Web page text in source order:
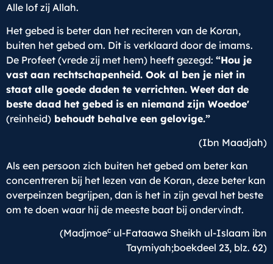
Alle lof zij Allah.
Het gebed is beter dan het reciteren van de Koran,
buiten het gebed om. Dit is verklaard door de imams.
De Profeet (vrede zij met hem) heeft gezegd: “Hou je
vast aan rechtschapenheid. Ook al ben je niet in
staat alle goede daden te verrichten. Weet dat de
beste daad het gebed is en niemand zijn Woedoe'
(reinheid) behoudt behalve een gelovige.”
(Ibn Maadjah)
Als een persoon zich buiten het gebed om beter kan
concentreren bij het lezen van de Koran, deze beter kan
overpeinzen begrijpen, dan is het in zijn geval het beste
om te doen waar hij de meeste baat bij ondervindt.
(Madjmoec ul-Fataawa Sheikh ul-Islaam ibn
Taymiyah;boekdeel 23, blz. 62)